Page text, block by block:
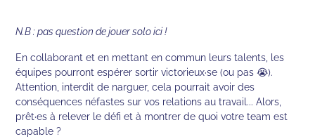
N.B : pas question de jouer solo ici !
En collaborant et en mettant en commun leurs talents, les
équipes pourront espérer sortir victorieux·se (ou pas 😭).
Attention, interdit de narguer, cela pourrait avoir des
conséquences néfastes sur vos relations au travail... Alors,
prêt·es à relever le défi et à montrer de quoi votre team est
capable ?